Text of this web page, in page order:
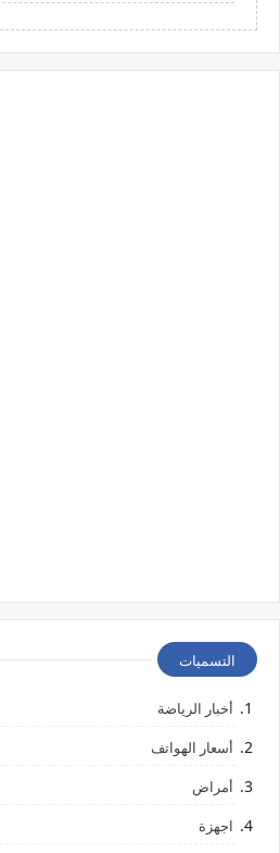
التسميات
أخبار الرياضة
أسعار الهواتف
أمراض
اجهزة